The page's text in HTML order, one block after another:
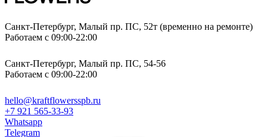
Санкт-Петербург, Малый пр. ПС, 52т (временно на ремонте)
Работаем с 09:00-22:00
Санкт-Петербург, Малый пр. ПС, 54-56
Работаем с 09:00-22:00
hello@kraftflowersspb.ru
+7 921 565-33-93
Whatsapp
Telegram